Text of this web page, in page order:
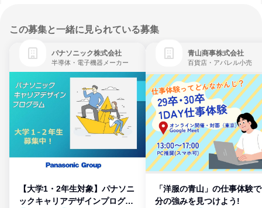
この募集と一緒に見られている募集
パナソニック株式会社
半導体・電子機器メーカー
【大学1・2年生対象】パナソニ
ックキャリアデザインプログラ
青山商事株式会社
百貨店・アパレル小売
「洋服の青山」の仕事体験
分の強みを見つけよう!